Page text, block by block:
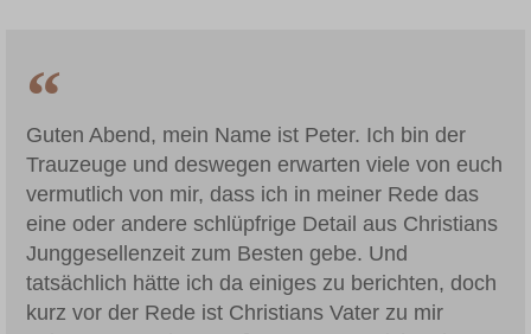
Guten Abend, mein Name ist Peter. Ich bin der
Trauzeuge und deswegen erwarten viele von euch
vermutlich von mir, dass ich in meiner Rede das
eine oder andere schlüpfrige Detail aus Christians
Junggesellenzeit zum Besten gebe. Und
tatsächlich hätte ich da einiges zu berichten, doch
kurz vor der Rede ist Christians Vater zu mir